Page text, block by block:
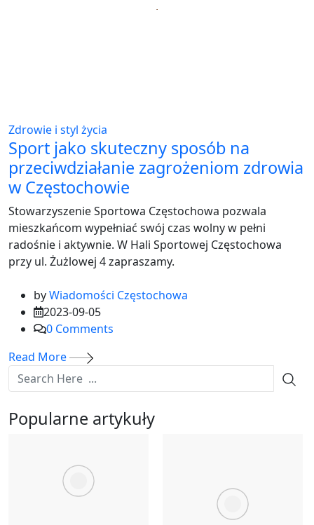
Zdrowie i styl życia
Sport jako skuteczny sposób na
przeciwdziałanie zagrożeniom zdrowia
w Częstochowie
Stowarzyszenie Sportowa Częstochowa pozwala
mieszkańcom wypełniać swój czas wolny w pełni
radośnie i aktywnie. W Hali Sportowej Częstochowa
przy ul. Żużlowej 4 zapraszamy.
byWiadomości Częstochowa
2023-09-05
0 Comments
Read More
Popularne artykuły